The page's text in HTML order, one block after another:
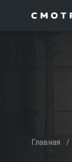
Главная /